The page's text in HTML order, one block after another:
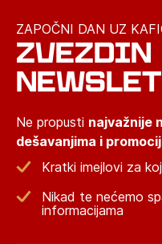
ZAPOČNI DAN UZ
ZVEZDIN
Ne propusti najvažnije
dešavanjima i
Kratki imejlovi za
Nikad te nećemo
informacijama